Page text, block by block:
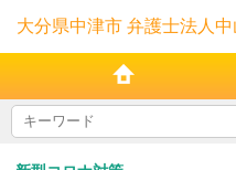
大分県中津市 弁護士法人